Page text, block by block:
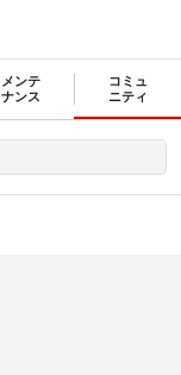
メンテ
ナンス
コミュ
ニティ